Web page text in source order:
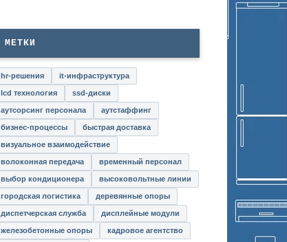
МЕТКИ
hr-решения it-инфраструктура
lcd технология ssd-диски
аутсорсинг персонала аутстаффинг
бизнес-процессы быстрая доставка
визуальное взаимодействие
волоконная передача временный персонал
выбор кондиционера высоковольтные линии
городская логистика деревянные опоры
диспетчерская служба дисплейные модули
железобетонные опоры кадровое агентство